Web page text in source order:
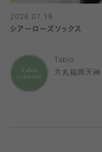
2026.07.18
シアーローズソックス
Tabio
大丸福岡天神